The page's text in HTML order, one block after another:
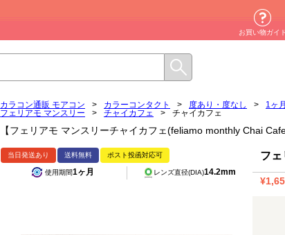
お買い物ガイ
カラコン通販 モアコン > カラーコンタクト > 度あり・度なし > 1ヶ月
フェリアモ マンスリー
> チャイカフェ > チャイカフェ
【フェリアモ マンスリーチャイカフェ(feliamo monthly Chai
当日発送あり 送料無料 ポスト投函対応可
使用期間1ヶ月 レンズ直径(DIA)14.2mm
フェ